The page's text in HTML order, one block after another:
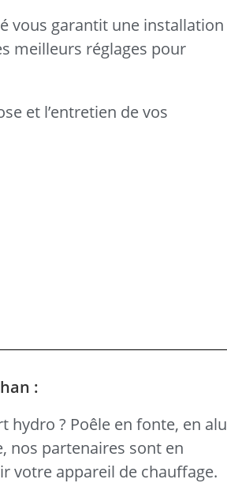
vous garantit une installation
meilleurs réglages pour
et l’entretien de vos
:
hydro ? Poêle en fonte, en alu
nos partenaires sont en
votre appareil de chauffage.